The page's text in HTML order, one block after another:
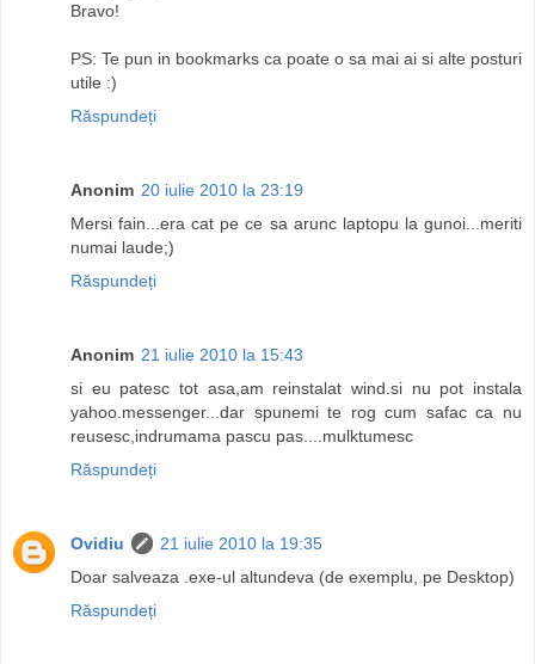
Bravo!
PS: Te pun in bookmarks ca poate o sa mai ai si alte posturi
utile :)
Răspundeți
Anonim 20 iulie 2010 la 23:19
Mersi fain...era cat pe ce sa arunc laptopu la gunoi...meriti
numai laude;)
Răspundeți
Anonim 21 iulie 2010 la 15:43
si eu patesc tot asa,am reinstalat wind.si nu pot instala
yahoo.messenger...dar spunemi te rog cum safac ca nu
reusesc,indrumama pascu pas....mulktumesc
Răspundeți
Ovidiu
21 iulie 2010 la 19:35
Doar salveaza .exe-ul altundeva (de exemplu, pe Desktop)
Răspundeți